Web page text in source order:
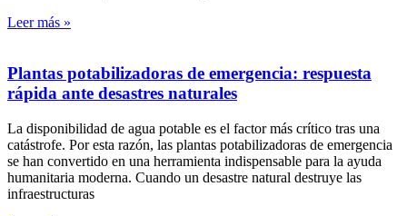
Leer más »
Plantas potabilizadoras de emergencia: respuesta
rápida ante desastres naturales
La disponibilidad de agua potable es el factor más crítico tras una
catástrofe. Por esta razón, las plantas potabilizadoras de emergencia
se han convertido en una herramienta indispensable para la ayuda
humanitaria moderna. Cuando un desastre natural destruye las
infraestructuras